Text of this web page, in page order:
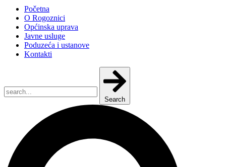
Početna
O Rogoznici
Općinska uprava
Javne usluge
Poduzeća i ustanove
Kontakti
Search